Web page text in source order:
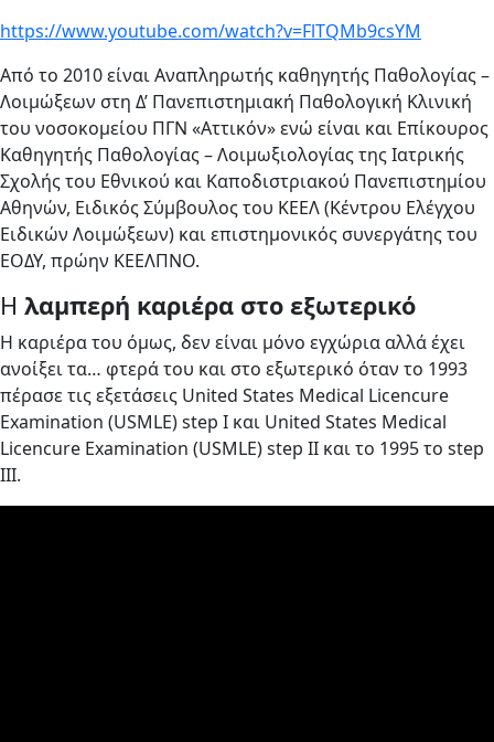
https://www.youtube.com/watch?v=FlTQMb9csYM
Από το 2010 είναι Αναπληρωτής καθηγητής Παθολογίας –
Λοιμώξεων στη Δ’ Πανεπιστημιακή Παθολογική Κλινική
του νοσοκομείου ΠΓΝ «Αττικόν» ενώ είναι και Επίκουρος
Καθηγητής Παθολογίας – Λοιμωξιολογίας της Ιατρικής
Σχολής του Εθνικού και Καποδιστριακού Πανεπιστημίου
Αθηνών, Ειδικός Σύμβουλος του ΚΕΕΛ (Κέντρου Ελέγχου
Ειδικών Λοιμώξεων) και επιστημονικός συνεργάτης του
ΕΟΔΥ, πρώην ΚΕΕΛΠΝΟ.
Η λαμπερή καριέρα στο εξωτερικό
Η καριέρα του όμως, δεν είναι μόνο εγχώρια αλλά έχει
ανοίξει τα… φτερά του και στο εξωτερικό όταν το 1993
πέρασε τις εξετάσεις United States Medical Licencure
Examination (USMLE) step I και United States Medical
Licencure Examination (USMLE) step IΙ και το 1995 το step
IΙI.